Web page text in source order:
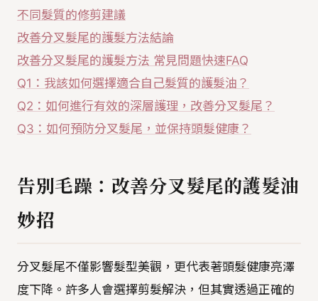
不同髮質的修剪建議
改善分叉髮尾的護髮方法結論
改善分叉髮尾的護髮方法 常見問題快速FAQ
Q1：我該如何選擇適合自己髮質的護髮油？
Q2：如何進行有效的深層護理，改善分叉髮尾？
Q3：如何預防分叉髮尾，並保持頭髮健康？
告別毛躁：改善分叉髮尾的護髮油
妙招
分叉髮尾不僅影響髮型美觀，更代表著頭髮健康亮澤
度下降。許多人會選擇剪髮解決，但其實透過正確的